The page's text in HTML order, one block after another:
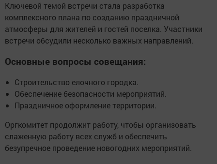
Ключевой темой встречи стала разработка
комплексного плана по созданию праздничной
атмосферы для жителей и гостей поселка. Участники
встречи обсудили несколько важных направлений.
Основные вопросы совещания:
Строительство елочного городка.
Обеспечение безопасности мероприятий.
Праздничное оформление территории.
Оргкомитет продолжит работу, чтобы организовать
слаженную работу всех служб и обеспечить
безупречное проведение новогодних мероприятий.